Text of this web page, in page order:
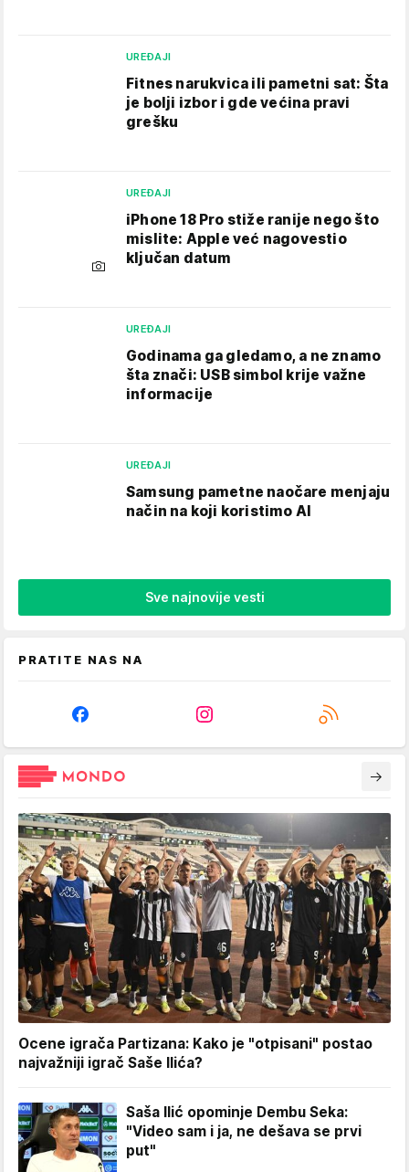
UREĐAJI
Fitnes narukvica ili pametni sat: Šta
je bolji izbor i gde većina pravi
grešku
UREĐAJI
iPhone 18 Pro stiže ranije nego što
mislite: Apple već nagovestio
ključan datum
UREĐAJI
Godinama ga gledamo, a ne znamo
šta znači: USB simbol krije važne
informacije
UREĐAJI
Samsung pametne naočare menjaju
način na koji koristimo AI
Sve najnovije vesti
PRATITE NAS NA
Ocene igrača Partizana: Kako je "otpisani" postao
najvažniji igrač Saše Ilića?
Saša Ilić opominje Dembu Seka:
"Video sam i ja, ne dešava se prvi
put"